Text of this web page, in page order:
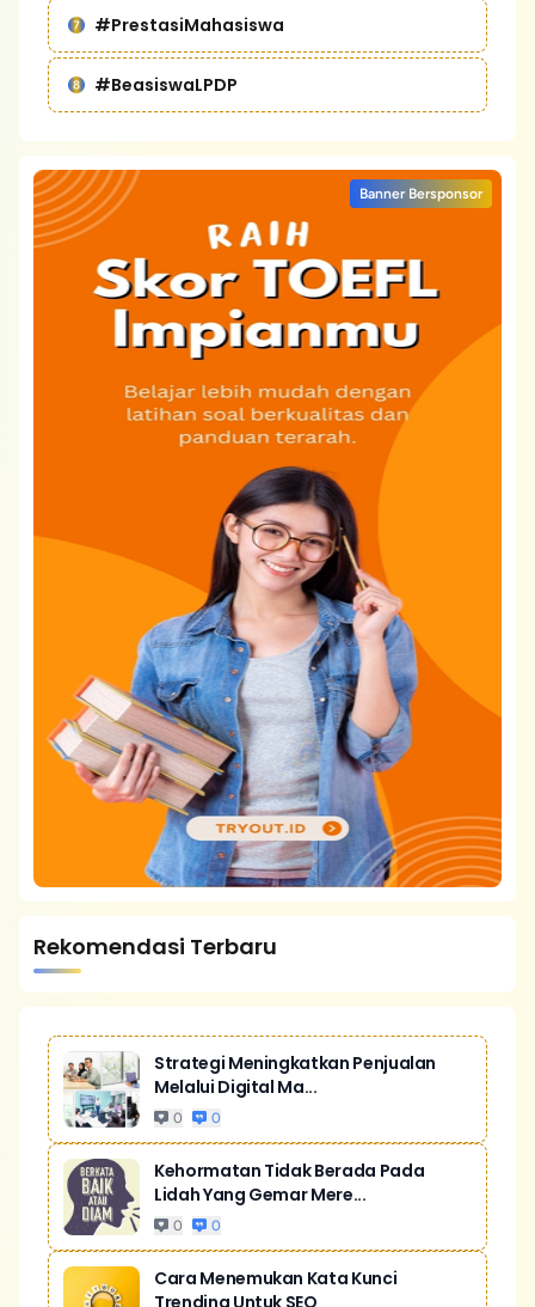
#PrestasiMahasiswa
#BeasiswaLPDP
Banner Bersponsor
Rekomendasi Terbaru
Strategi Meningkatkan Penjualan
Melalui Digital Ma...
0 0
Kehormatan Tidak Berada Pada
Lidah Yang Gemar Mere...
0 0
Cara Menemukan Kata Kunci
Trending Untuk SEO